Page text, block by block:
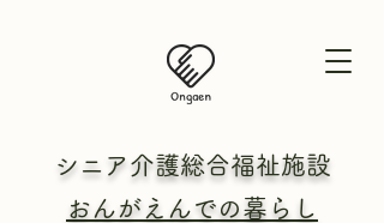
シニア介護総合福祉施設
おんがえんでの暮らし